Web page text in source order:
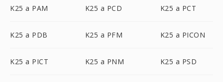
K25 a PAM K25 a PCD K25 a PCT
K25 a PDB K25 a PFM K25 a PICON
K25 a PICT K25 a PNM K25 a PSD